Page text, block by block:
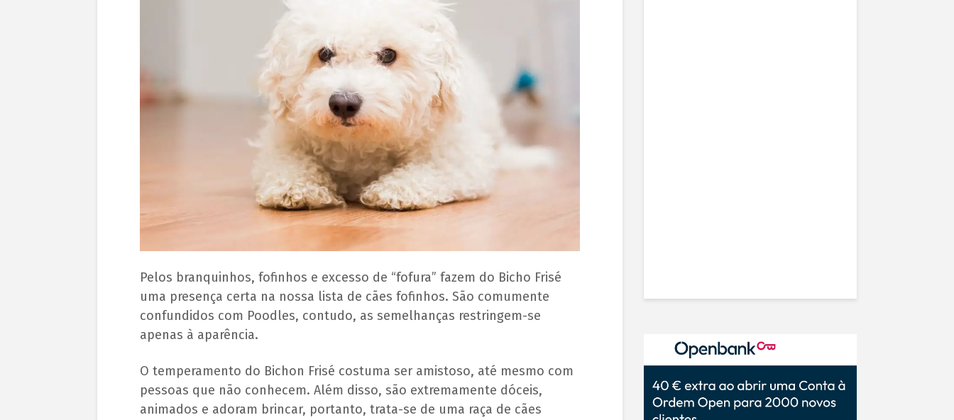
Pelos branquinhos, fofinhos e excesso de “fofura” fazem do Bicho Frisé
uma presença certa na nossa lista de cães fofinhos. São comumente
confundidos com Poodles, contudo, as semelhanças restringem-se
apenas à aparência.
O temperamento do Bichon Frisé costuma ser amistoso, até mesmo com
pessoas que não conhecem. Além disso, são extremamente dóceis,
animados e adoram brincar, portanto, trata-se de uma raça de cães